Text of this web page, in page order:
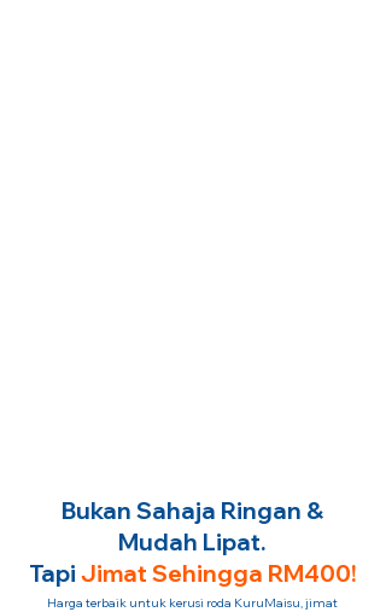
Bukan Sahaja Ringan &
Mudah Lipat.
Tapi Jimat Sehingga RM400!
Harga terbaik untuk kerusi roda KuruMaisu, jimat